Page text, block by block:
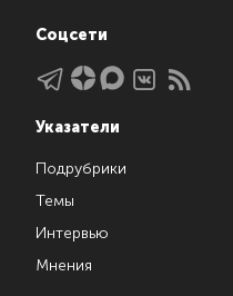
Соцсети
Указатели
Подрубрики
Темы
Интервью
Мнения